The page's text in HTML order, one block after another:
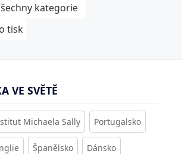
kategorie
tisk
VE SVĚTĚ
Michaela Sally Portugalsko
Španělsko Dánsko